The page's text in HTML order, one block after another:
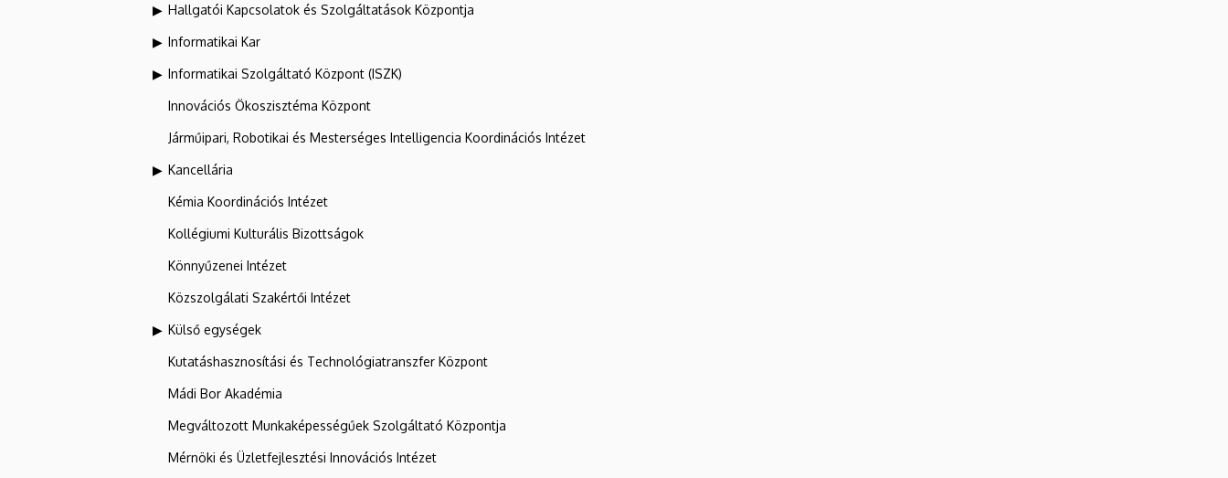
Hallgatói Kapcsolatok és Szolgáltatások Központja
Informatikai Kar
Informatikai Szolgáltató Központ (ISZK)
Innovációs Ökoszisztéma Központ
Járműipari, Robotikai és Mesterséges Intelligencia Koordinációs Intézet
Kancellária
Kémia Koordinációs Intézet
Kollégiumi Kulturális Bizottságok
Könnyűzenei Intézet
Közszolgálati Szakértői Intézet
Külső egységek
Kutatáshasznosítási és Technológiatranszfer Központ
Mádi Bor Akadémia
Megváltozott Munkaképességűek Szolgáltató Központja
Mérnöki és Üzletfejlesztési Innovációs Intézet